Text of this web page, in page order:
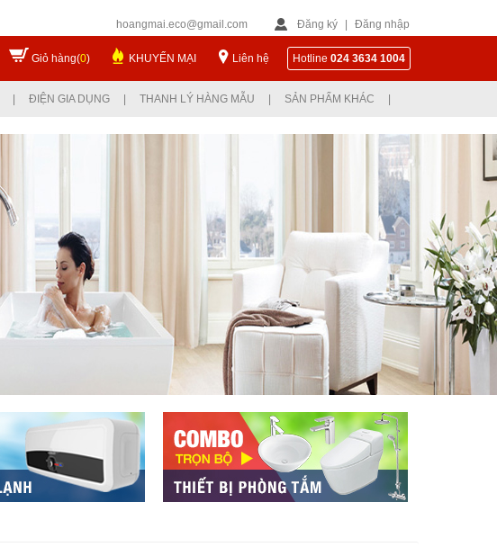
hoangmai.eco@gmail.com Đăng ký Đăng nhập
Giỏ hàng(0) KHUYẾN MẠI Liên hệ Hotline 024 3634 1004
ĐIỆN GIA DỤNG THANH LÝ HÀNG MẪU SẢN PHẨM KHÁC